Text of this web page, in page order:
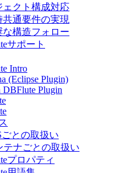
ェクト構成対応
共通要件の実現
な構造フォロー
サポート
Intro
(Eclipse Plugin)
DBFlute Plugin
との取扱い
テナごとの取扱い
プロパティ